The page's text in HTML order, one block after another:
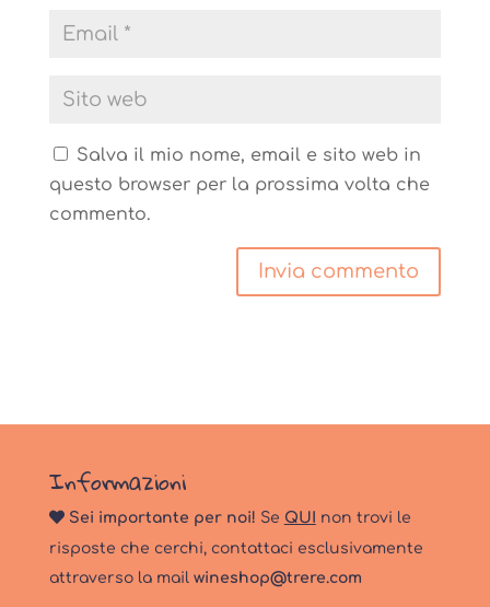
Salva il mio nome, email e sito web in
questo browser per la prossima volta che
commento.
Informazioni
Sei importante per noi! Se QUI
non trovi le
risposte che cerchi, contattaci esclusivamente
attraverso la mail wineshop@trere.com